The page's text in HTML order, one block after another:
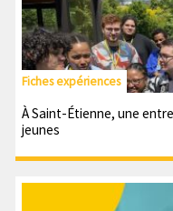
Fiches expériences
À Saint-Étienne, une
jeunes